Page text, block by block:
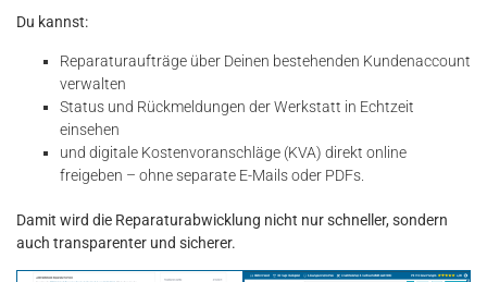
Du kannst:
Reparaturaufträge über Deinen bestehenden Kundenaccount
verwalten
Status und Rückmeldungen der Werkstatt in Echtzeit
einsehen
und digitale Kostenvoranschläge (KVA) direkt online
freigeben – ohne separate E-Mails oder PDFs.
Damit wird die Reparaturabwicklung nicht nur schneller, sondern
auch transparenter und sicherer.